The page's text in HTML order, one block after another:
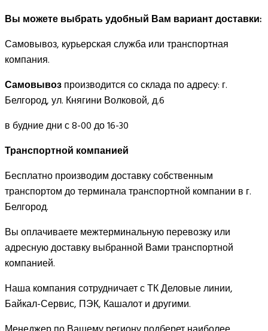
Вы можете выбрать удобный Вам вариант доставки:
Самовывоз, курьерская служба или транспортная
компания.
Самовывозпроизводится со склада по адресу: г.
Белгород, ул. Княгини Волковой, д.6
в будние дни с 8-00 до 16-30
Транспортной компанией
Бесплатно производим доставку собственным
транспортом до терминала транспортной компании в г.
Белгород.
Вы оплачиваете межтерминальную перевозку или
адресную доставку выбранной Вами транспортной
компанией.
Наша компания сотрудничает с ТК Деловые линии,
Байкал-Сервис, ПЭК, Кашалот и другими.